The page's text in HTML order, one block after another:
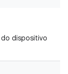
dispositivo